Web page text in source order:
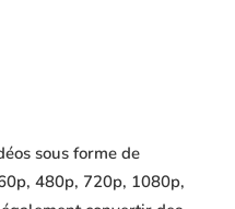
sous forme de
480p, 720p, 1080p,